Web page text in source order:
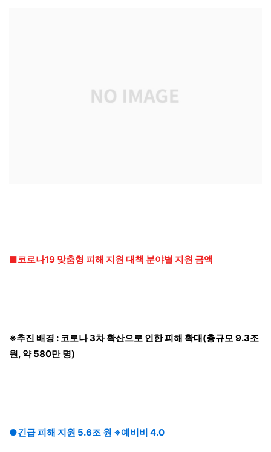
■코로나19 맞춤형 피해 지원 대책 분야별 지원 금액
※추진 배경 : 코로나 3차 확산으로 인한 피해 확대(총규모 9.3조
원, 약 580만 명)
●긴급 피해 지원 5.6조 원 ※예비비 4.0